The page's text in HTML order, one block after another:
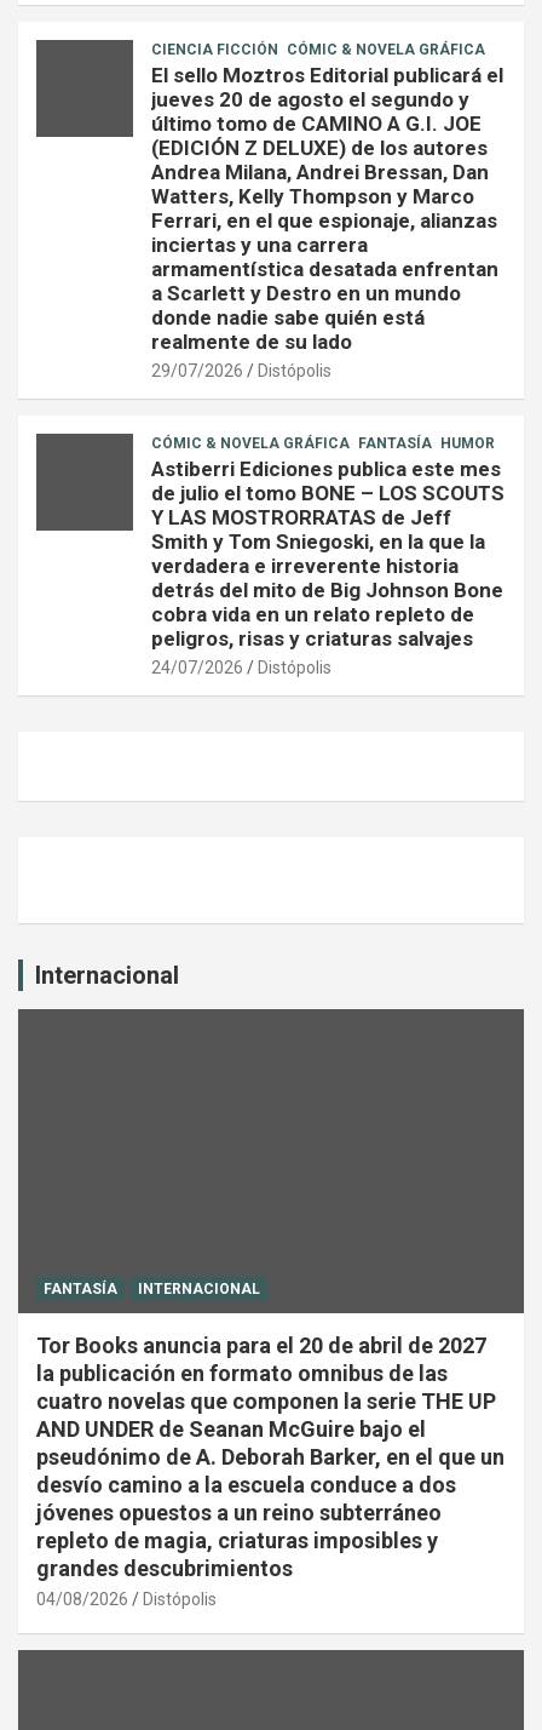
CIENCIA FICCIÓN CÓMIC & NOVELA GRÁFICA
El sello Moztros Editorial publicará el
jueves 20 de agosto el segundo y
último tomo de CAMINO A G.I. JOE
(EDICIÓN Z DELUXE) de los autores
Andrea Milana, Andrei Bressan, Dan
Watters, Kelly Thompson y Marco
Ferrari, en el que espionaje, alianzas
inciertas y una carrera
armamentística desatada enfrentan
a Scarlett y Destro en un mundo
donde nadie sabe quién está
realmente de su lado
29/07/2026 Distópolis
CÓMIC & NOVELA GRÁFICA FANTASÍA HUMOR
Astiberri Ediciones publica este mes
de julio el tomo BONE – LOS SCOUTS
Y LAS MOSTRORRATAS de Jeff
Smith y Tom Sniegoski, en la que la
verdadera e irreverente historia
detrás del mito de Big Johnson Bone
cobra vida en un relato repleto de
peligros, risas y criaturas salvajes
24/07/2026 Distópolis
Internacional
FANTASÍA INTERNACIONAL
Tor Books anuncia para el 20 de abril de 2027
la publicación en formato omnibus de las
cuatro novelas que componen la serie THE UP
AND UNDER de Seanan McGuire bajo el
pseudónimo de A. Deborah Barker, en el que un
desvío camino a la escuela conduce a dos
jóvenes opuestos a un reino subterráneo
repleto de magia, criaturas imposibles y
grandes descubrimientos
04/08/2026 Distópolis